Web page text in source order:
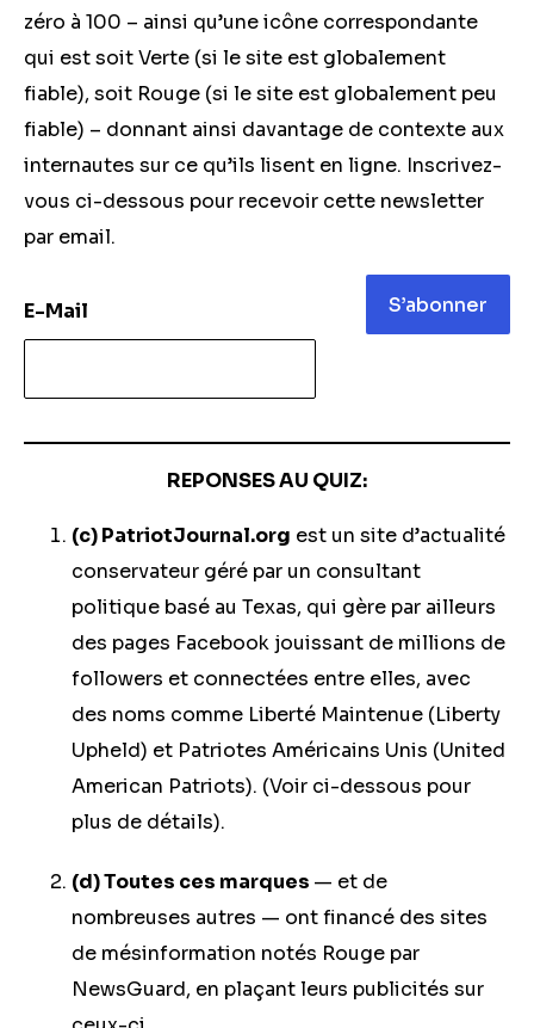
zéro à 100 – ainsi qu’une icône correspondante
qui est soit Verte (si le site est globalement
fiable), soit Rouge (si le site est globalement peu
fiable) – donnant ainsi davantage de contexte aux
internautes sur ce qu’ils lisent en ligne. Inscrivez-
vous ci-dessous pour recevoir cette newsletter
par email.
E-Mail S’abonner
REPONSES AU QUIZ:
(c)PatriotJournal.org est un site d’actualité
conservateur géré par un consultant
politique basé au Texas, qui gère par ailleurs
des pages Facebook jouissant de millions de
followers et connectées entre elles, avec
des noms comme Liberté Maintenue (Liberty
Upheld) et Patriotes Américains Unis (United
American Patriots). (Voir ci-dessous pour
plus de détails).
(d) Toutes ces marques — et de
nombreuses autres — ont financé des sites
de mésinformation notés Rouge par
NewsGuard, en plaçant leurs publicités sur